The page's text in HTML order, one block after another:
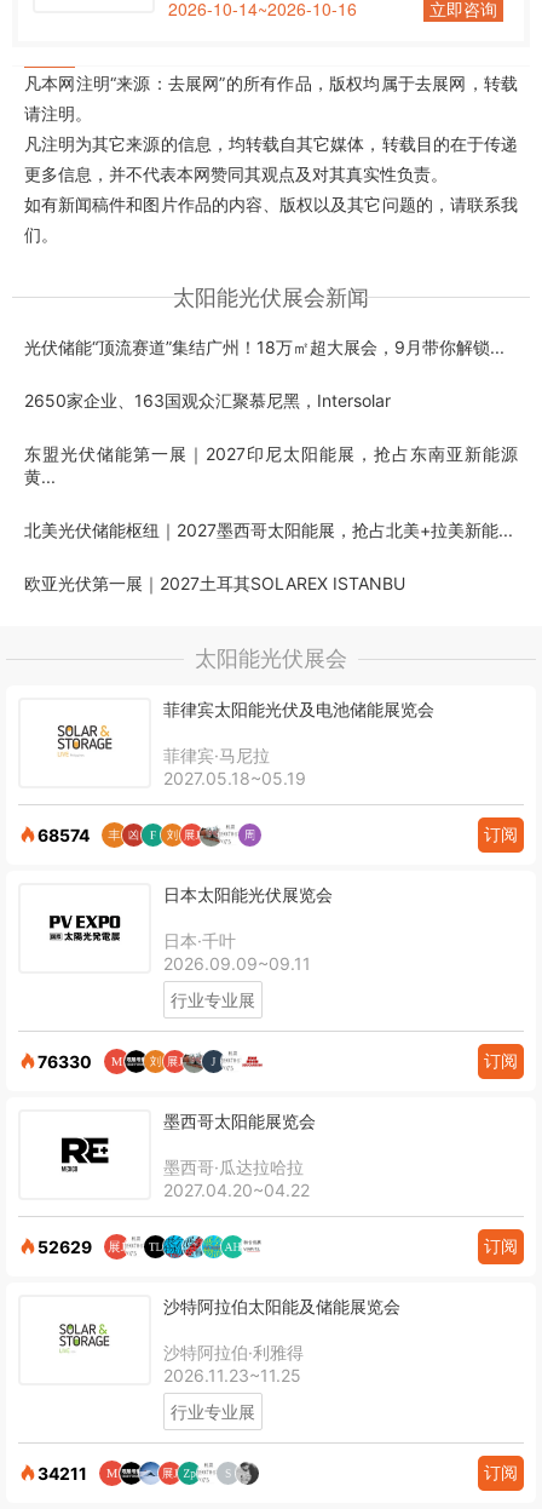
2026-10-14~2026-10-16 立即咨询
凡本网注明“来源：去展网”的所有作品，版权均属于去展网，转载
请注明。
凡注明为其它来源的信息，均转载自其它媒体，转载目的在于传递
更多信息，并不代表本网赞同其观点及对其真实性负责。
如有新闻稿件和图片作品的内容、版权以及其它问题的，请联系我
们。
太阳能光伏展会新闻
光伏储能“顶流赛道”集结广州！18万㎡超大展会，9月带你解锁...
2650家企业、163国观众汇聚慕尼黑，Intersolar
东盟光伏储能第一展｜2027印尼太阳能展，抢占东南亚新能源
黄...
北美光伏储能枢纽｜2027墨西哥太阳能展，抢占北美+拉美新能...
欧亚光伏第一展｜2027土耳其SOLAREX ISTANBU
太阳能光伏展会
菲律宾太阳能光伏及电池储能展览会
菲律宾·马尼拉
2027.05.18~05.19
68574 订阅
日本太阳能光伏展览会
日本·千叶
2026.09.09~09.11
行业专业展
76330 订阅
墨西哥太阳能展览会
墨西哥·瓜达拉哈拉
2027.04.20~04.22
52629 订阅
沙特阿拉伯太阳能及储能展览会
沙特阿拉伯·利雅得
2026.11.23~11.25
行业专业展
34211 订阅